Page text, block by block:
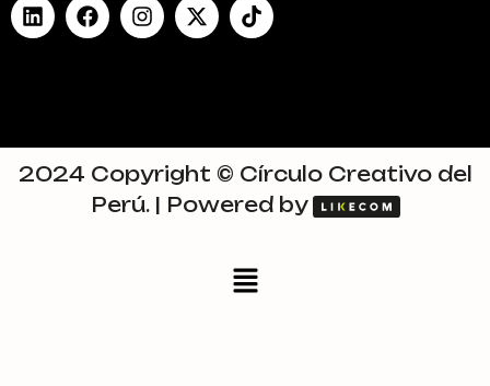
2024 Copyright © Círculo Creativo del
Perú. | Powered by